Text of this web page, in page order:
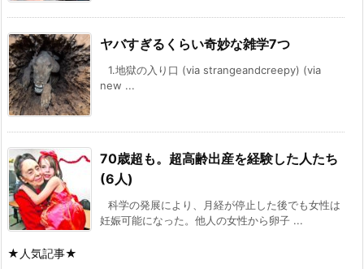
ヤバすぎるくらい奇妙な雑学7つ
1.地獄の入り口 (via strangeandcreepy) (via
new ...
70歳超も。超高齢出産を経験した人たち
(6人)
科学の発展により、月経が停止した後でも女性は
妊娠可能になった。他人の女性から卵子 ...
★人気記事★